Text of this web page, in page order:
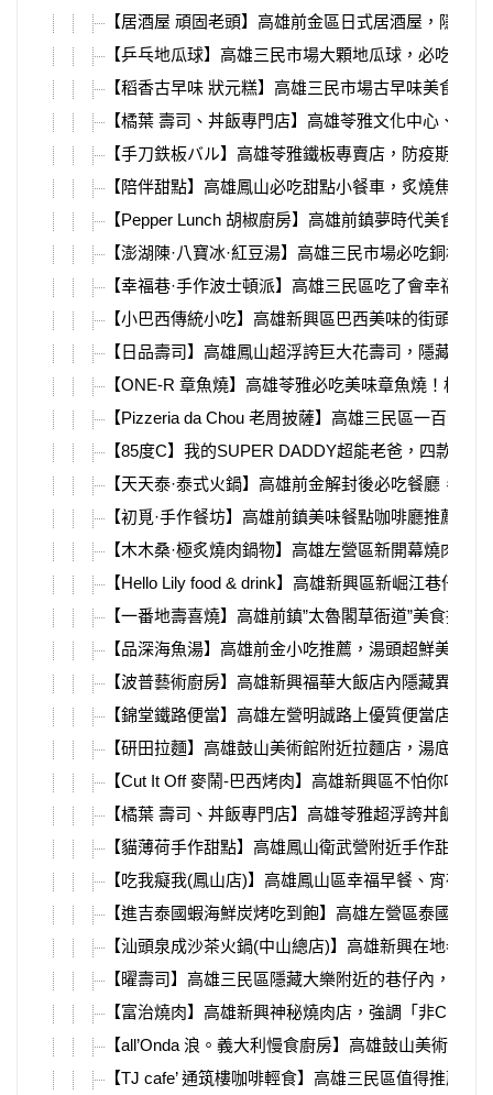
【居酒屋 頑固老頭】高雄前金區日式居酒屋，隱藏
【乒乓地瓜球】高雄三民市場大顆地瓜球，必吃銅
【稻香古早味 狀元糕】高雄三民市場古早味美食，
【橘葉 壽司、丼飯專門店】高雄苓雅文化中心、高
【手刀鉄板バル】高雄苓雅鐵板專賣店，防疫期間
【陪伴甜點】高雄鳳山必吃甜點小餐車，炙燒焦糖
【Pepper Lunch 胡椒廚房】高雄前鎮夢時代美食街
【澎湖陳·八寶冰·紅豆湯】高雄三民市場必吃銅板
【幸福巷·手作波士頓派】高雄三民區吃了會幸福的
【小巴西傳統小吃】高雄新興區巴西美味的街頭小
【日品壽司】高雄鳳山超浮誇巨大花壽司，隱藏在
【ONE-R 章魚燒】高雄苓雅必吃美味章魚燒！松
【Pizzeria da Chou 老周披薩】高雄三民區一百元
【85度C】我的SUPER DADDY超能老爸，四款父
【天天泰·泰式火鍋】高雄前金解封後必吃餐廳，
【初覓·手作餐坊】高雄前鎮美味餐點咖啡廳推薦，
【木木桑·極炙燒肉鍋物】高雄左營區新開幕燒肉鍋
【Hello Lily food & drink】高雄新興區新崛江巷仔
【一番地壽喜燒】高雄前鎮”太魯閣草衙道”美食推
【品深海魚湯】高雄前金小吃推薦，湯頭超鮮美「
【波普藝術廚房】高雄新興福華大飯店內隱藏異國
【錦堂鐵路便當】高雄左營明誠路上優質便當店，
【研田拉麵】高雄鼓山美術館附近拉麵店，湯底使
【Cut It Off 麥鬧-巴西烤肉】高雄新興區不怕你吃
【橘葉 壽司、丼飯專門店】高雄苓雅超浮誇丼飯，
【貓薄荷手作甜點】高雄鳳山衛武營附近手作甜點
【吃我癡我(鳳山店)】高雄鳳山區幸福早餐、宵夜
【進吉泰國蝦海鮮炭烤吃到飽】高雄左營區泰國活
【汕頭泉成沙茶火鍋(中山總店)】高雄新興在地老
【曜壽司】高雄三民區隱藏大樂附近的巷仔內，大
【富治燒肉】高雄新興神秘燒肉店，強調「非CP值
【all’Onda 浪。義大利慢食廚房】高雄鼓山美術館
【TJ cafe’ 通筑樓咖啡輕食】高雄三民區值得推薦